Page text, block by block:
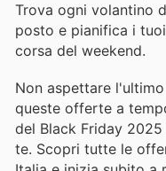
Trova ogni volantino
posto e pianifica i
corsa del weekend.
Non aspettare
queste offerte a
del Black Friday
te. Scopri tutte le